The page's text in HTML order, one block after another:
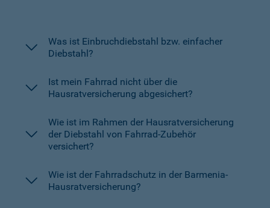
Was ist Einbruchdiebstahl bzw. einfacher
Diebstahl?
Ist mein Fahrrad nicht über die
Hausratversicherung abgesichert?
Wie ist im Rahmen der Hausratversicherung
der Diebstahl von Fahrrad-Zubehör
versichert?
Wie ist der Fahrradschutz in der Barmenia-
Hausratversicherung?